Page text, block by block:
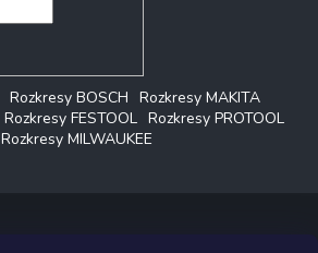
Rozkresy BOSCH Rozkresy MAKITA
Rozkresy FESTOOL Rozkresy PROTOOL
Rozkresy MILWAUKEE